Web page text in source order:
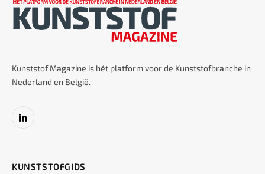
Kunststof Magazine is hét platform voor de Kunststofbranche in
Nederland en België.
LinkedIn
KUNSTSTOFGIDS